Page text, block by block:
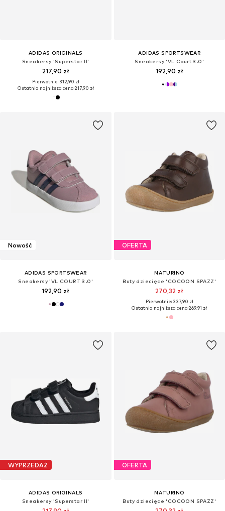
ADIDAS ORIGINALS
Sneakersy 'Superstar II'
217,90 zł
Pierwotnie: 312,90 zł
Ostatnia najniższa cena:217,90 zł
ADIDAS SPORTSWEAR
Sneakersy 'VL Court 3.0'
192,90 zł
Nowość
ADIDAS SPORTSWEAR
Sneakersy 'VL COURT 3.0'
192,90 zł
OFERTA
NATURINO
Buty dziecięce 'COCOON SPAZZ'
270,32 zł
Pierwotnie: 337,90 zł
Ostatnia najniższa cena:269,91 zł
WYPRZEDAŻ
ADIDAS ORIGINALS
Sneakersy 'Superstar II'
OFERTA
NATURINO
Buty dziecięce 'COCOON SPAZZ'